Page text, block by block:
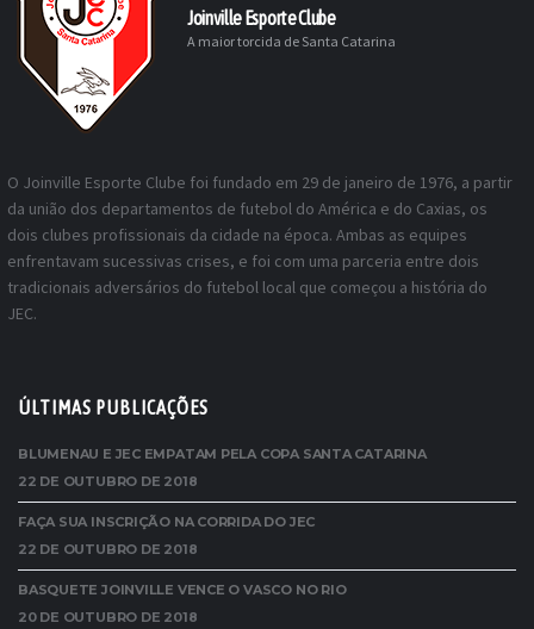
Joinville Esporte Clube
A maior torcida de Santa Catarina
O Joinville Esporte Clube foi fundado em 29 de janeiro de 1976, a partir
da união dos departamentos de futebol do América e do Caxias, os
dois clubes profissionais da cidade na época. Ambas as equipes
enfrentavam sucessivas crises, e foi com uma parceria entre dois
tradicionais adversários do futebol local que começou a história do
JEC.
ÚLTIMAS PUBLICAÇÕES
BLUMENAU E JEC EMPATAM PELA COPA SANTA CATARINA
22 DE OUTUBRO DE 2018
FAÇA SUA INSCRIÇÃO NA CORRIDA DO JEC
22 DE OUTUBRO DE 2018
BASQUETE JOINVILLE VENCE O VASCO NO RIO
20 DE OUTUBRO DE 2018